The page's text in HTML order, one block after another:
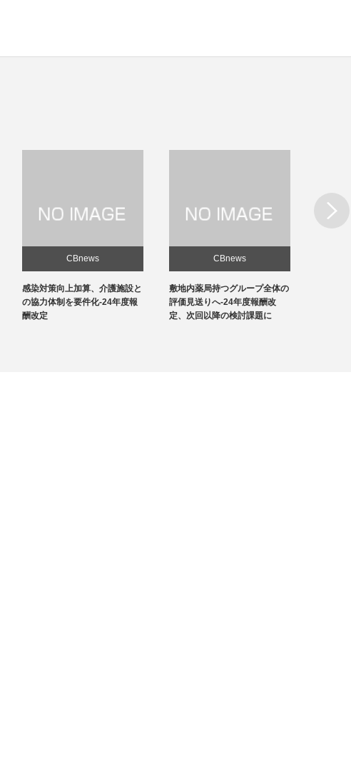
CBnews
敷地内薬局持つグループ全体の
評価見送りへ-24年度報酬改
定、次回以降の検討課題に
CBnews
急性期1の在院日数、支払側
「14日以内」主張-診療側「分
化の前につぶれる」、公益裁定
Next